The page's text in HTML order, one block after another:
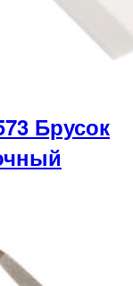
Брусок